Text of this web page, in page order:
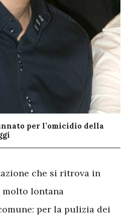
per l’omicidio della
che si ritrova in
lontana
per la pulizia dei